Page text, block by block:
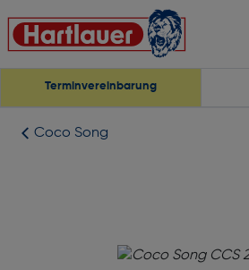
Terminvereinbarung
Coco Song